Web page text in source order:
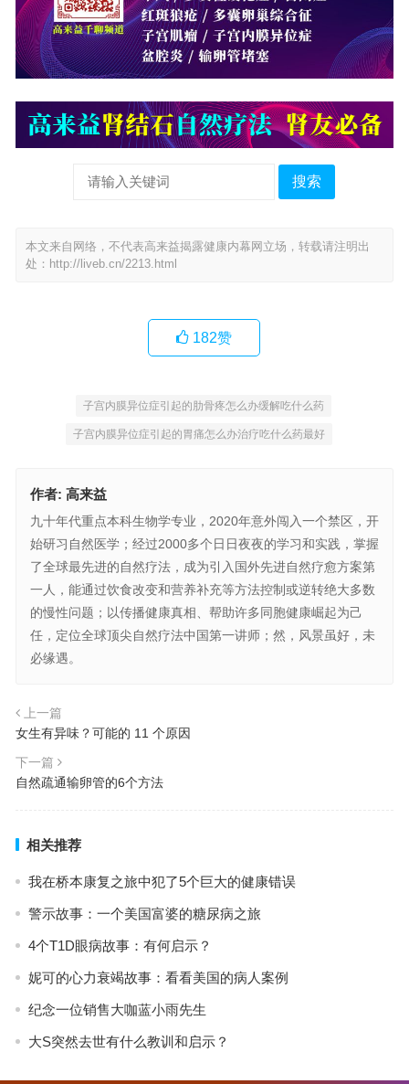
搜索
本文来自网络，不代表高来益揭露健康内幕网立场，转载请注明出
处： http://liveb.cn/2213.html
182赞
子宫内膜异位症引起的肋骨疼怎么办缓解吃什么药
子宫内膜异位症引起的胃痛怎么办治疗吃什么药最好
作者: 高来益
九十年代重点本科生物学专业，2020年意外闯入一个禁区，开
始研习自然医学；经过2000多个日日夜夜的学习和实践，掌握
了全球最先进的自然疗法，成为引入国外先进自然疗愈方案第
一人，能通过饮食改变和营养补充等方法控制或逆转绝大多数
的慢性问题；以传播健康真相、帮助许多同胞健康崛起为己
任，定位全球顶尖自然疗法中国第一讲师；然，风景虽好，未
必缘遇。
上一篇
女生有异味？可能的 11 个原因
下一篇
自然疏通输卵管的6个方法
相关推荐
我在桥本康复之旅中犯了5个巨大的健康错误
警示故事：一个美国富婆的糖尿病之旅
4个T1D眼病故事：有何启示？
妮可的心力衰竭故事：看看美国的病人案例
纪念一位销售大咖蓝小雨先生
大S突然去世有什么教训和启示？